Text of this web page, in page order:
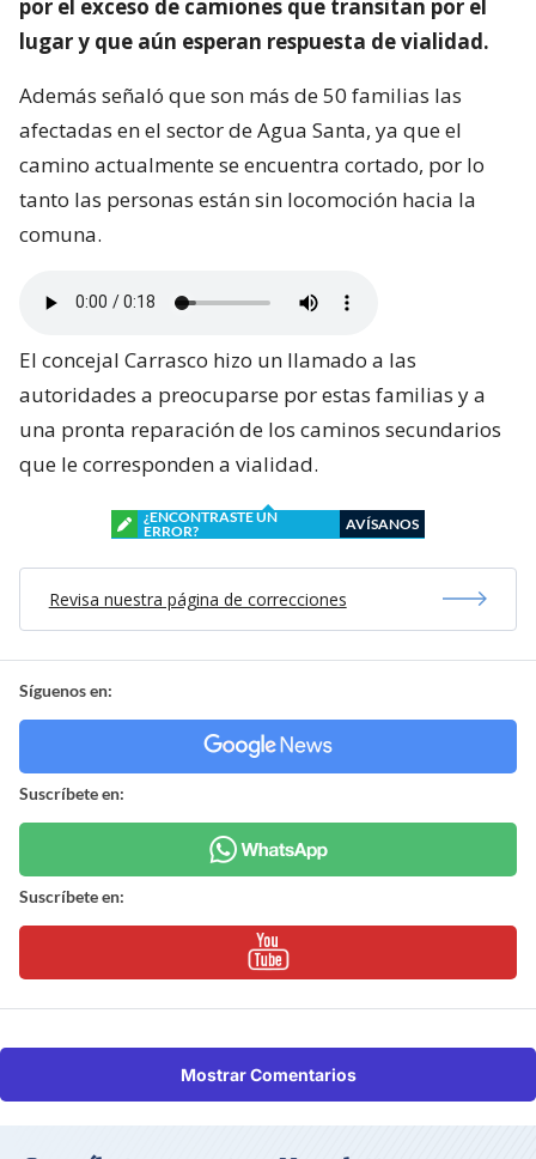
por el exceso de camiones que transitan por el
lugar y que aún esperan respuesta de vialidad.
Además señaló que son más de 50 familias las
afectadas en el sector de Agua Santa, ya que el
camino actualmente se encuentra cortado, por lo
tanto las personas están sin locomoción hacia la
comuna.
El concejal Carrasco hizo un llamado a las
autoridades a preocuparse por estas familias y a
una pronta reparación de los caminos secundarios
que le corresponden a vialidad.
¿ENCONTRASTE UN
ERROR?
AVÍSANOS
Revisa nuestra página de correcciones
Síguenos en:
Suscríbete en:
Suscríbete en:
Mostrar Comentarios